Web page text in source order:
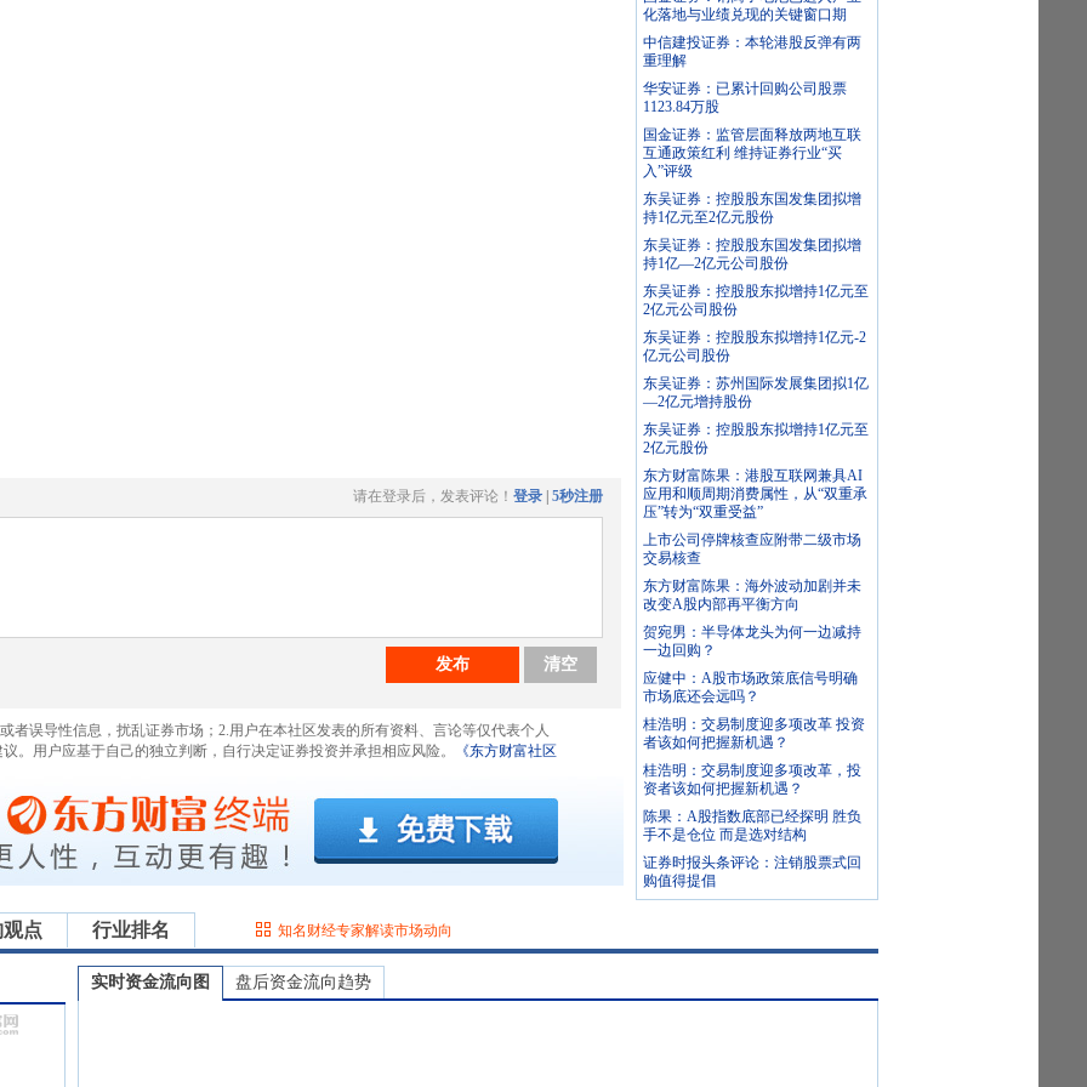
请在登录后，发表评论！ 登录 5秒注册
发布 清空
者误导性信息，扰乱证券市场；2.用户在本社区发表的所有资料、言论等仅代表个人
。用户应基于自己的独立判断，自行决定证券投资并承担相应风险。
《东方财富社区
化落地与业绩兑现的关键窗口期
中信建投证券：本轮港股反弹有两
重理解
华安证券：已累计回购公司股票
1123.84万股
国金证券：监管层面释放两地互联
互通政策红利 维持证券行业“买
入”评级
东吴证券：控股股东国发集团拟增
持1亿元至2亿元股份
东吴证券：控股股东国发集团拟增
持1亿—2亿元公司股份
东吴证券：控股股东拟增持1亿元至
2亿元公司股份
东吴证券：控股股东拟增持1亿元-2
亿元公司股份
东吴证券：苏州国际发展集团拟1亿
—2亿元增持股份
东吴证券：控股股东拟增持1亿元至
2亿元股份
东方财富陈果：港股互联网兼具AI
应用和顺周期消费属性，从“双重承
压”转为“双重受益”
上市公司停牌核查应附带二级市场
交易核查
东方财富陈果：海外波动加剧并未
改变A股内部再平衡方向
贺宛男：半导体龙头为何一边减持
一边回购？
应健中：A股市场政策底信号明确
市场底还会远吗？
桂浩明：交易制度迎多项改革 投资
者该如何把握新机遇？
桂浩明：交易制度迎多项改革，投
资者该如何把握新机遇？
陈果：A股指数底部已经探明 胜负
手不是仓位 而是选对结构
证券时报头条评论：注销股票式回
购值得提倡
点 行业排名 知名财经专家解读市场动向
实时资金流向图 盘后资金流向趋势